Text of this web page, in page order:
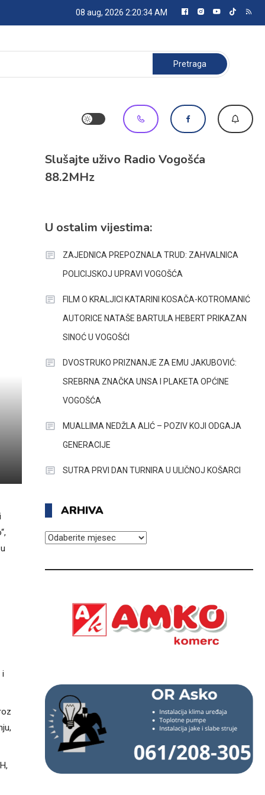
08 aug, 2026 2:20:34 AM
Pretraga:
Slušajte uživo Radio Vogošća
88.2MHz
U ostalim vijestima:
ZAJEDNICA PREPOZNALA TRUD: ZAHVALNICA
POLICIJSKOJ UPRAVI VOGOŠĆA
FILM O KRALJICI KATARINI KOSAČA-KOTROMANIĆ
AUTORICE NATAŠE BARTULA HEBERT PRIKAZAN
SINOĆ U VOGOŠĆI
DVOSTRUKO PRIZNANJE ZA EMU JAKUBOVIĆ:
SREBRNA ZNAČKA UNSA I PLAKETA OPĆINE
VOGOŠĆA
MUALLIMA NEDŽLA ALIĆ – POZIV KOJI ODGAJA
GENERACIJE
SUTRA PRVI DAN TURNIRA U ULIČNOJ KOŠARCI
ARHIVA
ARHIVA